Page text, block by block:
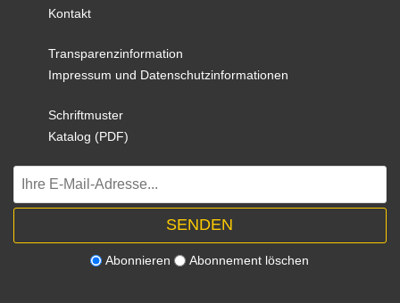
Kontakt
Transparenzinformation
Impressum und Datenschutzinformationen
Schriftmuster
Katalog (PDF)
Abonnieren Abonnement löschen